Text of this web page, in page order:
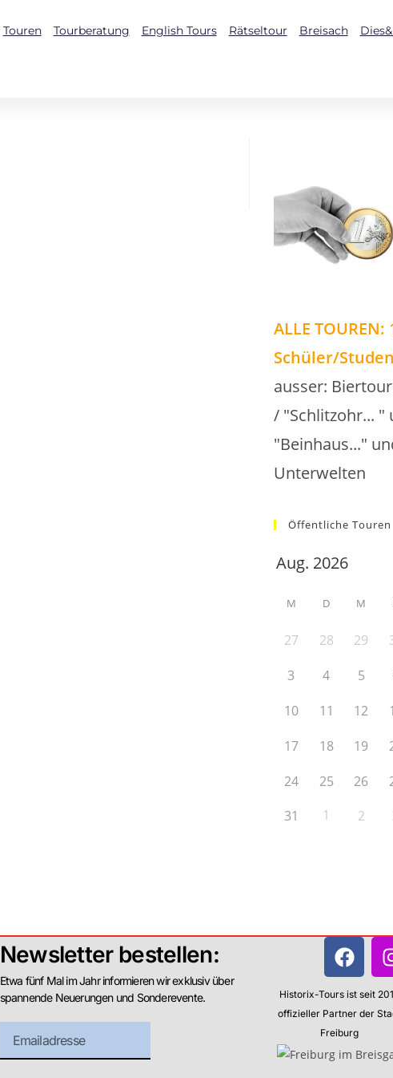
Touren Tourberatung English Tours Rätseltour Breisach
ALLE
Schüler/
ausser:
/ "Schlitzohr...
"Beinhaus..."
Unterwelten
Öffentliche Touren
M D M
27 28 29
3
4 5
10
11 12
17
18 19
24
25 26
31
1 2
Newsletter bestellen:
Etwa fünf Mal im Jahr informieren wir exklusiv über
spannende Neuerungen und Sonderevente.
Historix-Tours ist seit
offizieller Partner der
Freiburg